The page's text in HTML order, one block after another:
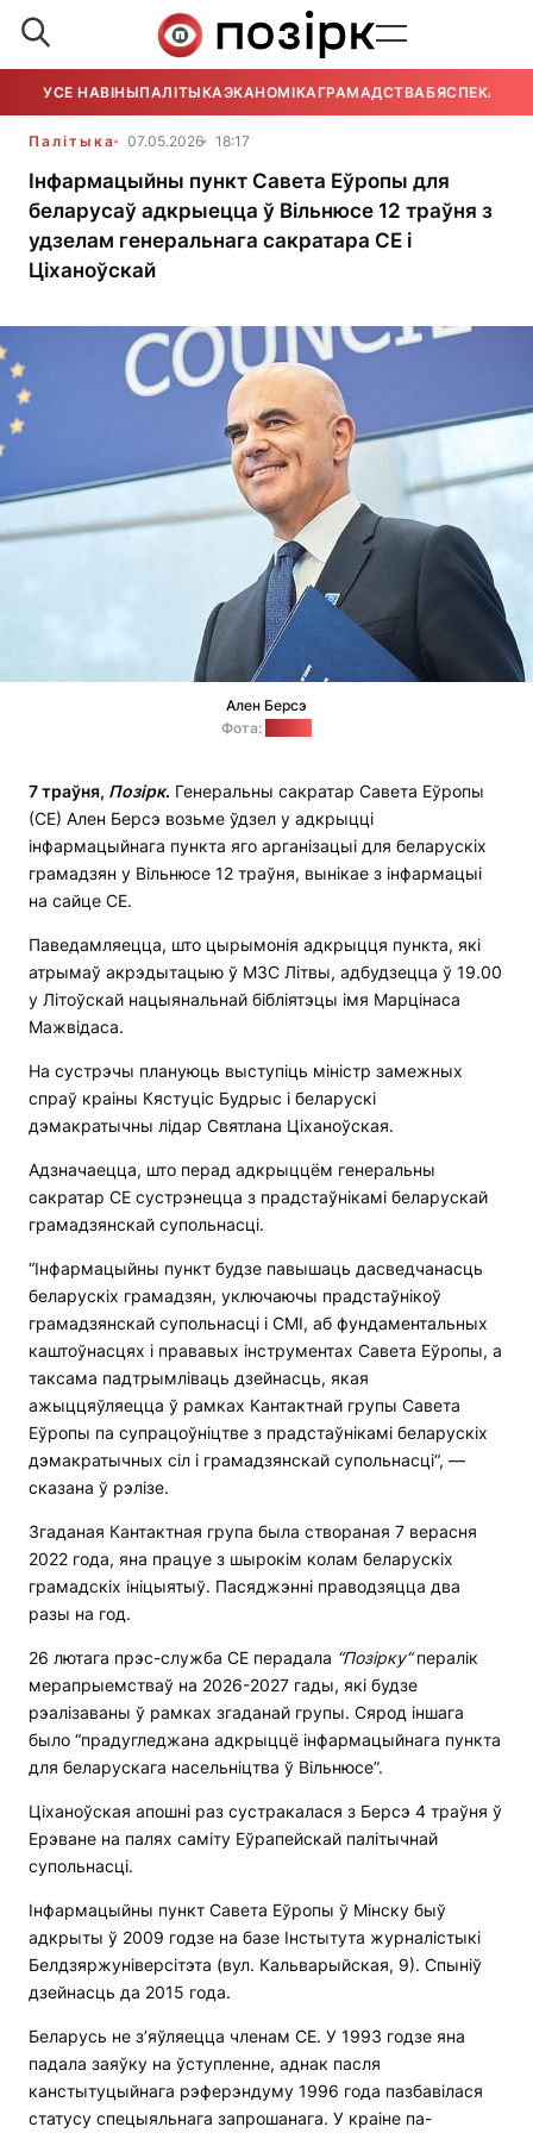
УСЕ НАВІНЫПАЛІТЫКАЭКАНОМІКАГРАМАДСТВАБЯСПЕКА
Палітыка 07.05.2026 18:17
Інфармацыйны пункт Савета Еўропы для
беларусаў адкрыецца ў Вільнюсе 12 траўня з
удзелам генеральнага сакратара СЕ і
Ціханоўскай
Ален Берсэ
Фота:
7траўня, Позірк. Генеральны сакратар Савета Еўропы
(СЕ) Ален Берсэ возьме ўдзел у адкрыцці
інфармацыйнага пункта яго арганізацыі для беларускіх
грамадзян у Вільнюсе 12 траўня, вынікае з інфармацыі
на сайце СЕ.
Паведамляецца, што цырымонія адкрыцця пункта, які
атрымаў акрэдытацыю ў МЗС Літвы, адбудзецца ў 19.00
у Літоўскай нацыянальнай бібліятэцы імя Марцінаса
Мажвідаса.
На сустрэчы плануюць выступіць міністр замежных
спраў краіны Кястуціс Будрыс і беларускі
дэмакратычны лідар Святлана Ціханоўская.
Адзначаецца, што перад адкрыццём генеральны
сакратар СЕ сустрэнецца з прадстаўнікамі беларускай
грамадзянскай супольнасці.
“Інфармацыйны пункт будзе павышаць дасведчанасць
беларускіх грамадзян, уключаючы прадстаўнікоў
грамадзянскай супольнасці і СМІ, аб фундаментальных
каштоўнасцях і прававых інструментах Савета Еўропы, а
таксама падтрымліваць дзейнасць, якая
ажыццяўляецца ў рамках Кантактнай групы Савета
Еўропы па супрацоўніцтве з прадстаўнікамі беларускіх
дэмакратычных сіл і грамадзянскай супольнасці“, —
сказана ў рэлізе.
Згаданая Кантактная група была створаная 7 верасня
2022 года, яна працуе з шырокім колам беларускіх
грамадскіх ініцыятыў. Пасяджэнні праводзяцца два
разы на год.
26 лютага прэс-служба СЕ перадала “Позірку“пералік
мерапрыемстваў на 2026-2027 гады, які будзе
рэалізаваны ў рамках згаданай групы. Сярод іншага
было “прадугледжана адкрыццё інфармацыйнага пункта
для беларускага насельніцтва ў Вільнюсе”.
Ціханоўская апошні раз сустракалася з Берсэ 4 траўня ў
Ерэване на палях саміту Еўрапейскай палітычнай
супольнасці.
Інфармацыйны пункт Савета Еўропы ў Мінску быў
адкрыты ў 2009 годзе на базе Інстытута журналістыкі
Белдзяржуніверсітэта (вул. Кальварыйская, 9). Спыніў
дзейнасць да 2015 года.
Беларусь не з’яўляецца членам СЕ. У 1993 годзе яна
падала заяўку на ўступленне, аднак пасля
канстытуцыйнага рэферэндуму 1996 года пазбавілася
статусу спецыяльнага запрошанага. У краіне па-